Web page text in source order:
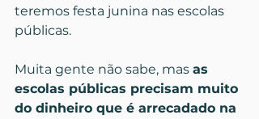
teremos festa junina nas escolas
públicas.
Muita gente não sabe, mas as
escolas públicas precisam muito
do dinheiro que é arrecadado na